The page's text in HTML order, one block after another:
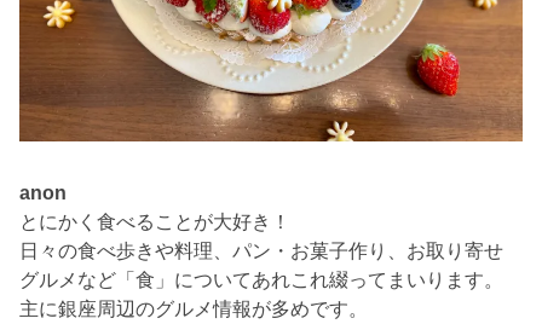
anon
とにかく食べることが大好き！
日々の食べ歩きや料理、パン・お菓子作り、お取り寄せ
グルメなど「食」についてあれこれ綴ってまいります。
主に銀座周辺のグルメ情報が多めです。